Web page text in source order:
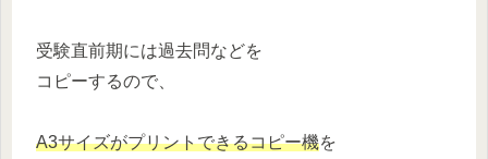
受験直前期には過去問などを
コピーするので、
A3サイズがプリントできるコピー機を